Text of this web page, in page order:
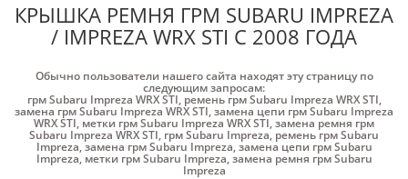
КРЫШКА РЕМНЯ ГРМ SUBARU IMPREZA
/ IMPREZA WRX STI С 2008 ГОДА
Обычно пользователи нашего сайта находят эту страницу по
следующим запросам:
грм Subaru Impreza WRX STI, ремень грм Subaru Impreza WRX STI,
замена грм Subaru Impreza WRX STI,замена цепи грм Subaru Impreza
WRX STI, метки грм Subaru Impreza WRX STI,замена ремня грм
Subaru Impreza WRX STI, грм Subaru Impreza, ремень грм Subaru
Impreza,замена грм Subaru Impreza,замена цепи грм Subaru
Impreza, метки грм Subaru Impreza,замена ремня грм Subaru
Impreza